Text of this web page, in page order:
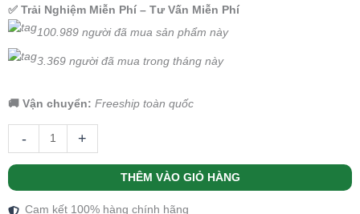
✅ Trải Nghiệm Miễn Phí – Tư Vấn Miễn Phí
100.989 người đã mua sản phẩm này
3.369 người đã mua trong tháng này
🚚 Vận chuyển: Freeship toàn quốc
- +
THÊM VÀO GIỎ HÀNG
Cam kết 100% hàng chính hãng